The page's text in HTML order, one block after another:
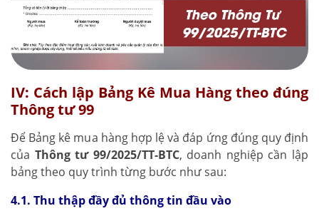
IV: Cách lập Bảng Kê Mua Hàng theo đúng
Thông tư 99
Để Bảng kê mua hàng hợp lệ và đáp ứng đúng quy định
của Thông tư 99/2025/TT-BTC, doanh nghiệp cần lập
bảng theo quy trình từng bước như sau:
4.1. Thu thập đầy đủ thông tin đầu vào